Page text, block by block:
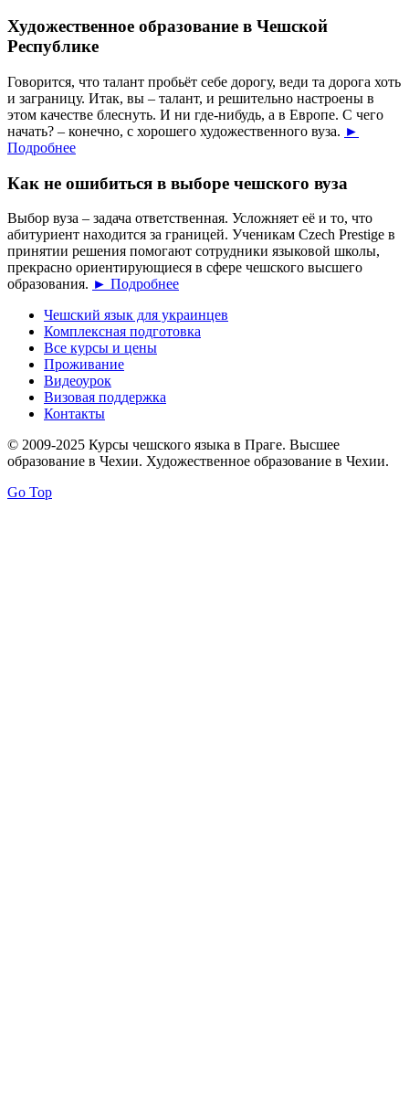
Художественное образование в Чешской
Республике
Говорится, что талант пробьёт себе дорогу, веди та дорога хоть
и заграницу. Итак, вы – талант, и решительно настроены в
этом качестве блеснуть. И ни где-нибудь, а в Европе. С чего
начать? – конечно, с хорошего художественного вуза. ►
Подробнее
Как не ошибиться в выборе чешского вуза
Выбор вуза – задача ответственная. Усложняет её и то, что
абитуриент находится за границей. Ученикам Czech Prestige в
принятии решения помогают сотрудники языковой школы,
прекрасно ориентирующиеся в сфере чешского высшего
образования. ► Подробнее
Чешский язык для украинцев
Комплексная подготовка
Все курсы и цены
Проживание
Видеоурок
Визовая поддержка
Контакты
© 2009-2025 Курсы чешского языка в Праге. Высшее
образование в Чехии. Художественное образование в Чехии.
Go Top